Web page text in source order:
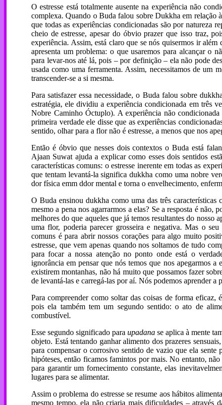
O estresse está totalmente ausente na experiência não
complexa. Quando o Buda falou sobre Dukkha em relação
que todas as experiências condicionadas são por natureza
cheio de estresse, apesar do óbvio prazer que isso traz,
experiência. Assim, está claro que se nós quisermos ir
apresenta um problema: o que usaremos para alcançar o
para levar-nos até lá, pois – por definição – ela não pode
usada como uma ferramenta. Assim, necessitamos de um
transcender-se a si mesma.
Para satisfazer essa necessidade, o Buda falou sobre
estratégia, ele dividiu a experiência condicionada em três
Nobre Caminho Óctuplo). A experiência não
primeira verdade ele disse que as experiências
sentido, olhar para a flor não é estresse, a menos que nos
Então é óbvio que nesses dois contextos o Buda está
Ajaan Suwat ajuda a explicar como esses dois sentidos
características comuns: o estresse inerente em todas as
que tentam levantá-la significa dukkha como uma nobre
dor física emm ddor mental e torna o envelhecimento,
O Buda ensinou dukkha como uma das três características
mesmo a pena nos agarrarmos a elas? Se a resposta é não,
melhores do que aqueles que já temos resultantes do nosso
uma flor, poderia parecer grosseira e negativa. Mas o
comuns é para abrir nossos corações para algo muito
estresse, que vem apenas quando nos soltamos de tudo
para focar a nossa atenção no ponto onde está o
ignorância em pensar que nós temos que nos apegarmos
existirem montanhas, não há muito que possamos fazer
de levantá-las e carregá-las por aí. Nós podemos aprender
Para compreender como soltar das coisas de forma
pois ela também tem um segundo sentido: o ato de
combustível.
Esse segundo significado paraupadana se aplica à mente
objeto. Está tentando ganhar alimento dos prazeres
para compensar o corrosivo sentido de vazio que ela
hipóteses, então ficamos famintos por mais. No entanto,
para garantir um fornecimento constante, elas
lugares para se alimentar.
Assim o problema do estresse se resume aos hábitos
mesmo tempo, ela não criaria mais dificuldades – através